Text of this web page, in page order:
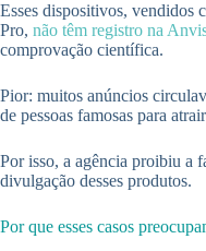
Esses dispositivos, vendidos
Pro, não têm registro na
comprovação científica.
Pior: muitos anúncios
de pessoas famosas para
Por isso, a agência proibiu a
divulgação desses produtos.
Por que esses casos